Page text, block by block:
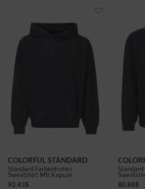
COLORFUL STANDARD
Standard Farbenfrohes
Sweatshirt Mit Kapuze
92.43$
80.88$